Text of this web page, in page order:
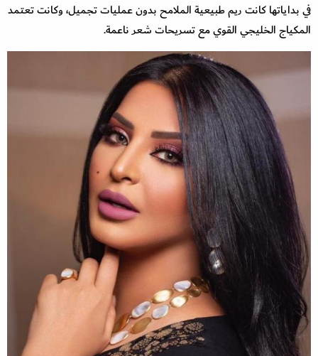
في بداياتها كانت ريم طبيعية الملامح بدون عمليات تجميل، وكانت تعتمد
المكياج الخليجي القوي مع تسريحات شعر ناعمة.